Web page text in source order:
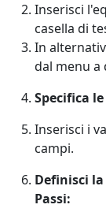
Inserisci
casella di
In
dal menu a
Specifica
Inserisci i
campi.
Definisci
Passi: